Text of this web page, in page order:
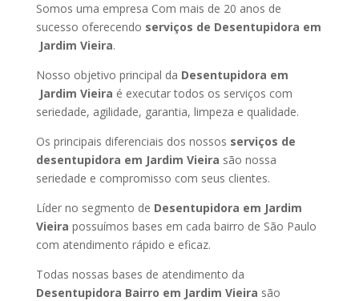
Somos uma empresa Com mais de 20 anos de
sucesso oferecendo serviços de Desentupidora em
Jardim Vieira.
Nosso objetivo principal da Desentupidora em
Jardim Vieira é executar todos os serviços com
seriedade, agilidade, garantia, limpeza e qualidade.
Os principais diferenciais dos nossos serviços de
desentupidora em Jardim Vieira são nossa
seriedade e compromisso com seus clientes.
Líder no segmento de Desentupidora em Jardim
Vieira possuímos bases em cada bairro de São Paulo
com atendimento rápido e eficaz.
Todas nossas bases de atendimento da
Desentupidora Bairro em Jardim Vieira são